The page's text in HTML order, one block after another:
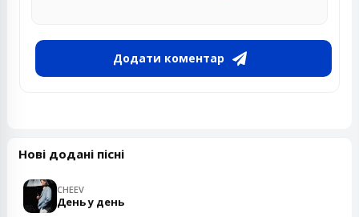
Додати коментар
Нові додані пісні
CHEEV
День у день